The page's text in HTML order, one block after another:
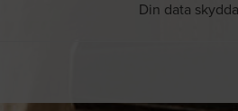
Din data